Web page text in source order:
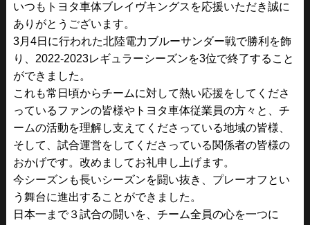
いつもトヨタ車体ブレイヴキングスを応援いただき誠に
ありがとうございます。
3月4日に行われた北陸電力ブルーサンダー戦で勝利を飾
り、2022-2023レギュラーシーズンを3位で終了すること
ができました。
これも常日頃からチームに対して熱い応援をしてくださ
っているファンの皆様やトヨタ車体従業員の方々と、チ
ームの活動を理解し支えてくださっている地域の皆様、
そして、試合運営をしてくださっている関係者の皆様の
おかげです。改めましてお礼申し上げます。
今シーズンも長いシーズンを闘い抜き、プレーオフとい
う舞台に進出することができました。
日本一まで３試合の闘いを、チーム全員の心を一つに